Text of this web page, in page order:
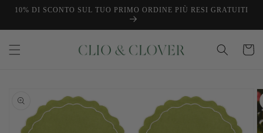
direttamente
10% DI SCONTO SUL TUO PRIMO ORDINE PIÙ RESI GRATUITI
Carrello
informazioni
sul prodotto